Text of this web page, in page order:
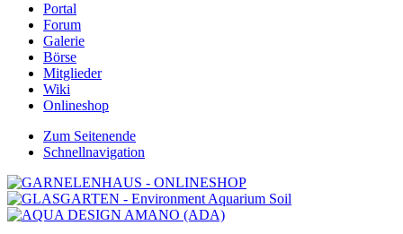
Portal
Forum
Galerie
Börse
Mitglieder
Wiki
Onlineshop
Zum Seitenende
Schnellnavigation